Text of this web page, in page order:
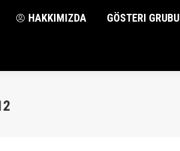
HAKKIMIZDA GÖSTERI GRUBU
HAKKIMIZDA GÖSTERI GRUBU